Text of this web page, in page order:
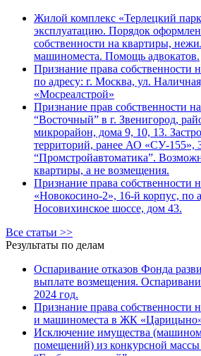
Жилой комплекс «Терлецкий
эксплуатацию. Порядок
собственности на квартиры,
машиноместа. Помощь адвокатов.
Признание права собственности
по адресу: г. Москва, ул.
«Мосреалстрой»
Признание прав собственности
“Восточный” в г. Звенигород,
микрорайон, дома 9, 10, 13.
территорий, ранее АО «СУ-155»,
“Промстройавтоматика”.
квартиры, а не возмещения.
Признание права собственности
«Новокосино-2», 16-й корпус, по
Носовихинское шоссе, дом 43.
Все статьи >>
Результаты по делам
Оспаривание отказов Фонда
выплате возмещения.
2024 год.
Признание права
и машиноместа в ЖК
Исключение имущества
помещений) из конкурсной